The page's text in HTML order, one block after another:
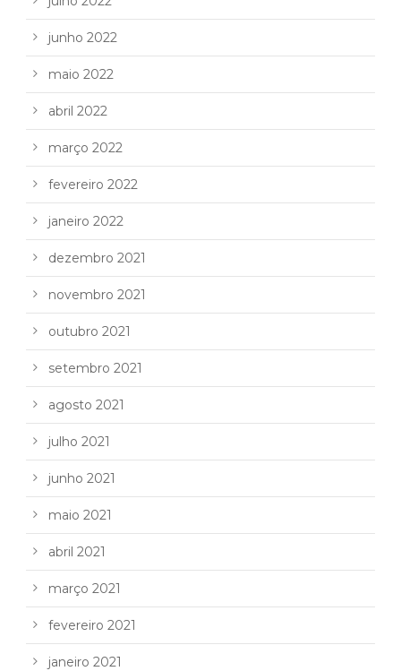
junho 2022
maio 2022
abril 2022
março 2022
fevereiro 2022
janeiro 2022
dezembro 2021
novembro 2021
outubro 2021
setembro 2021
agosto 2021
julho 2021
junho 2021
maio 2021
abril 2021
março 2021
fevereiro 2021
janeiro 2021